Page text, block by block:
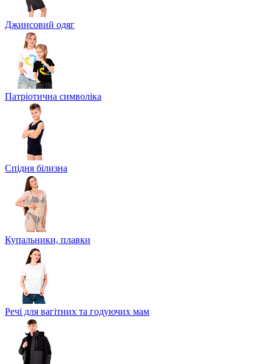
Джинсовий одяг
Патріотична символіка
Спідня білизна
Купальники, плавки
Речі для вагітних та годуючих мам